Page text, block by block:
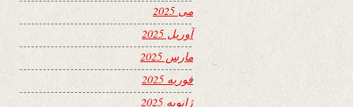
می 2025
آوریل 2025
مارس 2025
فوریه 2025
ژانویه 2025